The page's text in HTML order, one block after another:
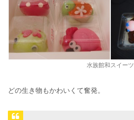
水族館和スイーツ
どの生き物もかわいくて奮発。